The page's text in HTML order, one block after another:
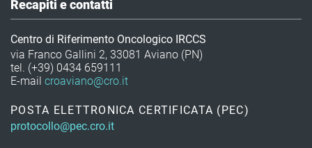
sui luoghi di lavoro, in una visione integrata degli
aspetti della sicurezza (paziente, operatore,
ambiente).
Il Responsabile collabora inoltre con gli Uffici
competenti per gestire l’istruttoria di segnalazioni,
reclami e contenziosi, coordinando la messa in
Recapiti e contatti
Centro di Riferimento Oncologico IRCCS
via Franco Gallini 2, 33081 Aviano (PN)
tel. (+39) 0434 659111
E-mail croaviano@cro.it
POSTA ELETTRONICA CERTIFICATA (PEC)
protocollo@pec.cro.it